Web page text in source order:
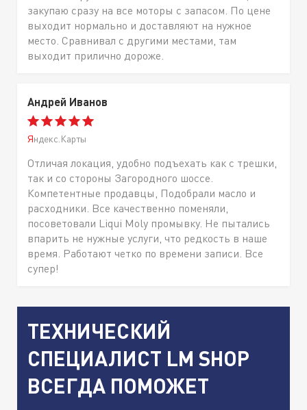
закупаю сразу на все моторы с запасом. По цене
выходит нормально и доставляют на нужное
место. Сравнивал с другими местами, там
выходит прилично дороже.
Андрей Иванов
Яндекс.Карты
Отличая локация, удобно подъехать как с трешки,
так и со стороны Загородного шоссе.
Компетентные продавцы, Подобрали масло и
расходники. Все качественно поменяли,
посоветовали Liqui Moly промывку. Не пытались
впарить не нужные услуги, что редкость в наше
время. Работают четко по времени записи. Все
супер!
ТЕХНИЧЕСКИЙ
СПЕЦИАЛИСТ LM SHOP
ВСЕГДА ПОМОЖЕТ